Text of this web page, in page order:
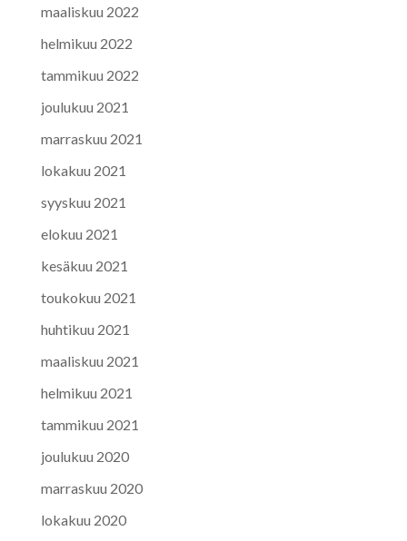
maaliskuu 2022
helmikuu 2022
tammikuu 2022
joulukuu 2021
marraskuu 2021
lokakuu 2021
syyskuu 2021
elokuu 2021
kesäkuu 2021
toukokuu 2021
huhtikuu 2021
maaliskuu 2021
helmikuu 2021
tammikuu 2021
joulukuu 2020
marraskuu 2020
lokakuu 2020